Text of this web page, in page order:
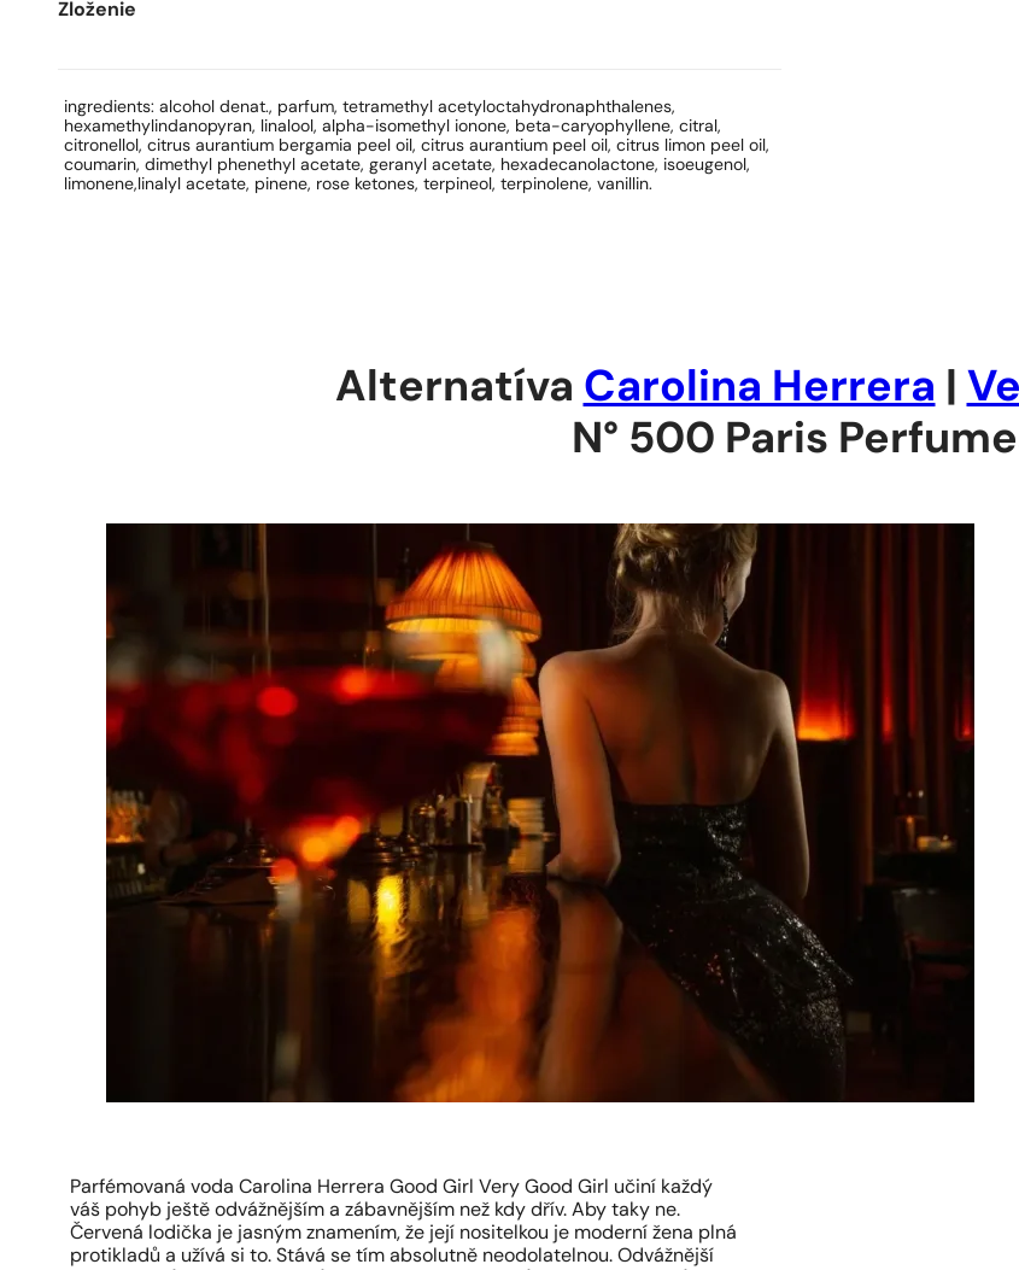
Zloženie
ingredients: alcohol denat., parfum, tetramethyl acetyloctahydronaphthalenes,
hexamethylindanopyran, linalool, alpha-isomethyl ionone, beta-caryophyllene, citral,
citronellol, citrus aurantium bergamia peel oil, citrus aurantium peel oil, citrus limon peel oil,
coumarin, dimethyl phenethyl acetate, geranyl acetate, hexadecanolactone, isoeugenol,
limonene,linalyl acetate, pinene, rose ketones, terpineol, terpinolene, vanillin.
Alternatíva Carolina Herrera
N° 500 Paris
Parfémovaná voda Carolina Herrera Good Girl Very Good Girl učiní každý
váš pohyb ještě odvážnějším a zábavnějším než kdy dřív. Aby taky ne.
Červená lodička je jasným znamením, že její nositelkou je moderní žena plná
protikladů a užívá si to. Stává se tím absolutně neodolatelnou. Odvážnější